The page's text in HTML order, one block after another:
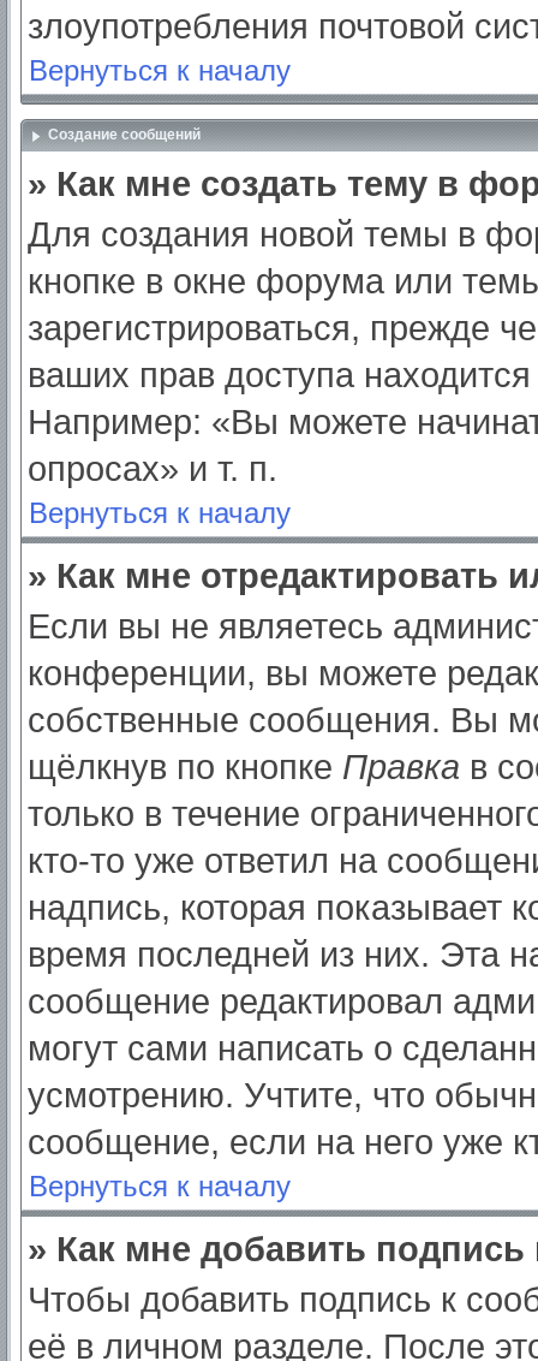
злоупотребления почтовой
Вернуться к началу
Создание сообщений
» Как мне создать тему в
Для создания новой темы в
кнопке в окне форума или
зарегистрироваться, прежде
ваших прав доступа
Например: «Вы можете
опросах» и т. п.
Вернуться к началу
» Как мне отредактировать
Если вы не являетесь
конференции, вы можете
собственные сообщения. Вы
щёлкнув по кнопке Правка в
только в течение
кто-то уже ответил на
надпись, которая показывает
время последней из них. Эта
сообщение редактировал
могут сами написать о
усмотрению. Учтите, что
сообщение, если на него уже
Вернуться к началу
» Как мне добавить
Чтобы добавить подпись к
её в личном разделе. После